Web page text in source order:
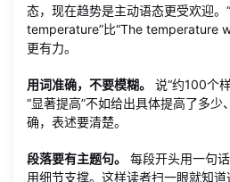
态，现在趋势是主动语态更受欢迎
temperature”比“The temperature
更有力。
用词准确，不要模糊。
说“约100个
“显著提高”不如给出具体提高了多
确，表述要清楚。
段落要有主题句。
每段开头用一句
用细节支撑。这样读者扫一眼就知